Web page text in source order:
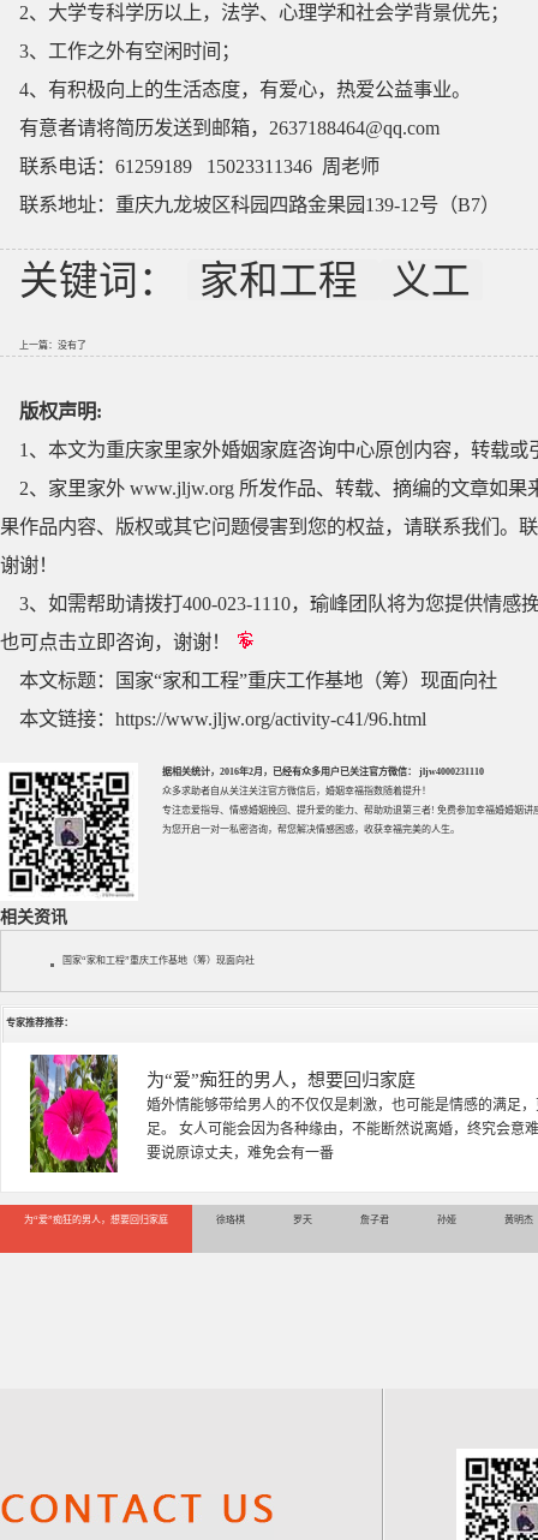
2、大学专科学历以上，法学、心理学和社会学背景优先；
3、工作之外有空闲时间；
4、有积极向上的生活态度，有爱心，热爱公益事业。
有意者请将简历发送到邮箱， 2637188464@qq.com
联系电话：61259189 15023311346 周老师
联系地址： 重庆九龙坡区科园四路金果园139-12号（B7）
关键词： 家和工程 义工
上一篇：没有了
版权声明:
1、本文为重庆家里家外婚姻家庭咨询中心原创内容，转载
2、家里家外 www.jljw.org 所发作品、转载、摘编的文章如
果作品内容、版权或其它问题侵害到您的权益，请联系我们。
谢谢！
3、如需帮助请拨打400-023-1110，瑜峰团队将为您提供情
也可点击立即咨询，谢谢！
本文标题：
国家“家和工程”重庆工作基地（筹）现面向社
本文链接： https://www.jljw.org/activity-c41/96.html
据相关统计，2016年2月，已经有众多用户已关注官方微信： jljw4000231110
众多求助者自从关注关注官方微信后，婚姻幸福指数随着提升！
专注恋爱指导、 情感婚姻挽回 、提升爱的能力、帮助劝退第三者! 免费参加幸福婚婚姻讲
为您开启一对一私密咨询，帮您解决情感困惑，收获幸福完美的人生。
相关资讯
国家“家和工程”重庆工作基地（筹）现面向社
专家推荐推荐：
徐珞棋
徐珞棋，婚姻家庭咨询师，毕业于重庆师范大学心理学专业
多年，对婚姻情感分析、恋爱择偶、夫妻关系，情感挽回、
千小时，积累了丰富的咨
为“爱”痴狂的男人，想要回归家庭 徐珞棋 罗天 詹子君 孙娅 黄明杰